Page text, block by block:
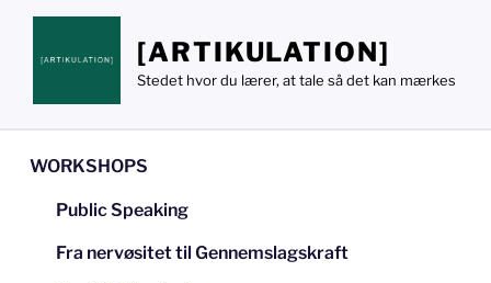
Videre
indhold
[ARTIKULATION]
Stedet hvor du lærer, at tale så det kan mærkes
WORKSHOPS
Public Speaking
Fra nervøsitet til Gennemslagskraft